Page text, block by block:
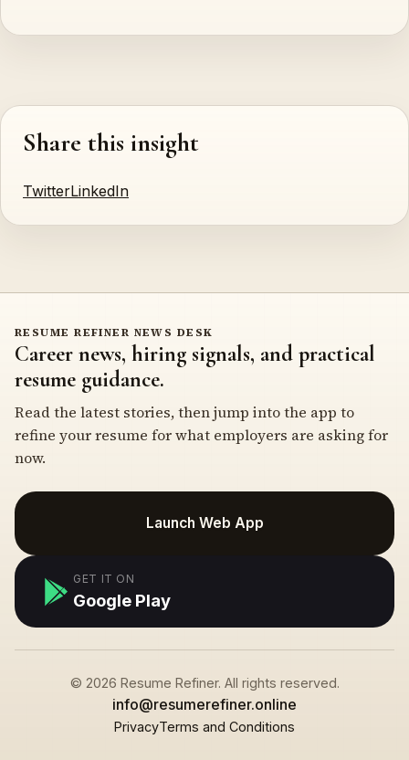
Share this insight
TwitterLinkedIn
RESUME REFINER NEWS DESK
Career news, hiring signals, and practical
resume guidance.
Read the latest stories, then jump into the app to
refine your resume for what employers are asking for
now.
Launch Web App
GET IT ON
Google Play
© 2026 Resume Refiner. All rights reserved.
info@resumerefiner.online
PrivacyTerms and Conditions